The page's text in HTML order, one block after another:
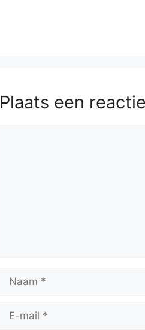
Plaats een reactie
mail